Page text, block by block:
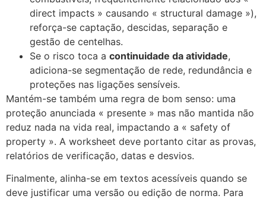
direct impacts » causando « structural damage »),
reforça-se captação, descidas, separação e
gestão de centelhas.
Se o risco toca a continuidade da atividade,
adiciona-se segmentação de rede, redundância e
proteções nas ligações sensíveis.
Mantém-se também uma regra de bom senso: uma
proteção anunciada « presente » mas não mantida não
reduz nada na vida real, impactando a « safety of
property ». A worksheet deve portanto citar as provas,
relatórios de verificação, datas e desvios.
Finalmente, alinha-se em textos acessíveis quando se
deve justificar uma versão ou edição de norma. Para